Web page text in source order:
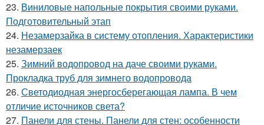
23. Виниловые напольные покрытия своими руками.
Подготовительный этап
24. Незамерзайка в систему отопления. Характеристики
незамерзаек
25. Зимний водопровод на даче своими руками.
Прокладка труб для зимнего водопровода
26. Светодиодная энергосберегающая лампа. В чем
отличие источников света?
27. Панели для стены. Панели для стен: особенности